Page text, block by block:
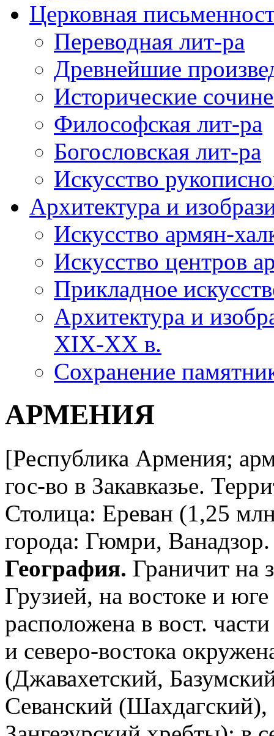
Церковная
Переводная лит-ра
Древнейшие
Исторические
Философская лит-ра
Богословская лит-ра
Искусство
Архитектура и
Искусство армян-
Искусство центров
Прикладное
Архитектура и
XIX-XX в.
Сохранение
АРМЕНИЯ
[Республика Армения;
гос-во в Закавказье.
Столица: Ереван (1,25
города: Гюмри,
География. Граничит на
Грузией, на востоке и
расположена в вост.
и северо-востока
(Джавахетский,
Севанский (Шахдагский),